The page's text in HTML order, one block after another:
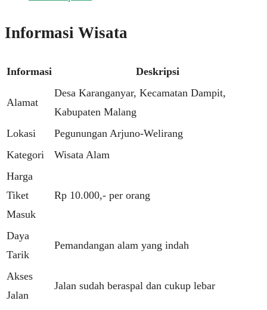
Informasi Wisata
Informasi Deskripsi
Alamat
Desa Karanganyar, Kecamatan Dampit,
Kabupaten Malang
Lokasi
Pegunungan Arjuno-Welirang
Kategori
Wisata Alam
Harga
Tiket
Masuk
Rp 10.000,- per orang
Daya
Tarik
Pemandangan alam yang indah
Akses
Jalan
Jalan sudah beraspal dan cukup lebar